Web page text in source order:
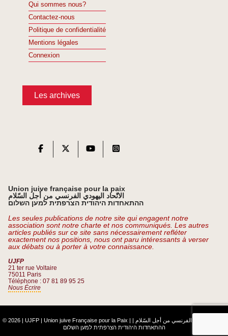
Qui sommes nous?
Contactez-nous
Politique de confidentialité
Mentions légales
Connexion
Les archives
Union juive française pour la paix
الاتّحاد اليهودي الفرنسي من أجل السّلام
ההתאחדות היהודית הצרפתית למען השלום
Les seules publications de notre site qui engagent notre
association sont notre charte et nos communiqués. Les autres
articles publiés sur ce site sans nécessairement refléter
exactement nos positions, nous ont paru intéressants à verser
aux débats ou à porter à votre connaissance.
UJFP
21 ter rue Voltaire
75011 Paris
Téléphone : 07 81 89 95 25
Nous Écrire
© 2026 | UJFP | Union juive Française pour la Paix | الاتّحاد اليهودي الفرنسي من أجل السّلام |
ההתאחדות היהודית הצרפתית למען השלום